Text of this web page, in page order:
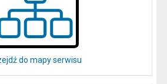
do mapy serwisu